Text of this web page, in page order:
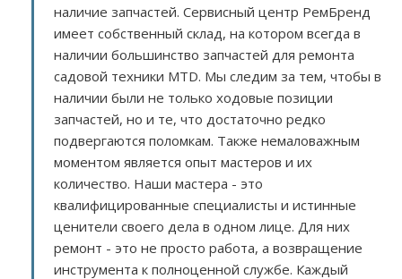
наличие запчастей. Сервисный центр РемБренд
имеет собственный склад, на котором всегда в
наличии большинство запчастей для ремонта
садовой техники MTD. Мы следим за тем, чтобы в
наличии были не только ходовые позиции
запчастей, но и те, что достаточно редко
подвергаются поломкам. Также немаловажным
моментом является опыт мастеров и их
количество. Наши мастера - это
квалифицированные специалисты и истинные
ценители своего дела в одном лице. Для них
ремонт - это не просто работа, а возвращение
инструмента к полноценной службе. Каждый